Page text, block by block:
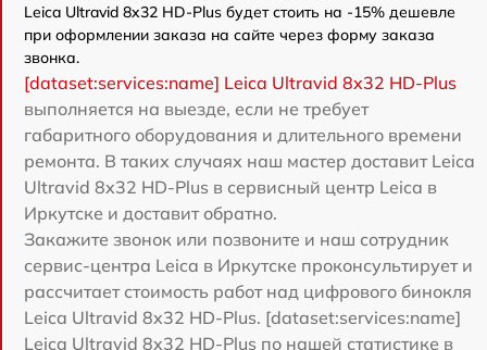
Leica Ultravid 8x32 HD-Plus будет стоить на -15% дешевле
при оформлении заказа на сайте через форму заказа
звонка.
[dataset:services:name] Leica Ultravid 8x32 HD-Plus
выполняется на выезде, если не требует
габаритного оборудования и длительного времени
ремонта. В таких случаях наш мастер доставит Leica
Ultravid 8x32 HD-Plus в сервисный центр Leica в
Иркутске и доставит обратно.
Закажите звонок или позвоните и наш сотрудник
сервис-центра Leica в Иркутске проконсультирует и
рассчитает стоимость работ над цифрового бинокля
Leica Ultravid 8x32 HD-Plus. [dataset:services:name]
Leica Ultravid 8x32 HD-Plus по нашей статистике в